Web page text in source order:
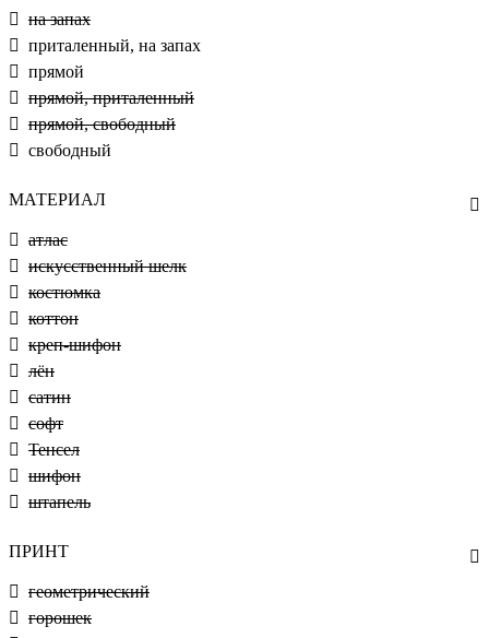
на запах
приталенный, на запах
прямой
прямой, приталенный
прямой, свободный
свободный
МАТЕРИАЛ
атлас
искусственный шелк
костюмка
коттон
креп-шифон
лён
сатин
софт
Тенсел
шифон
штапель
ПРИНТ
геометрический
горошек